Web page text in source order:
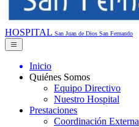
HOSPITAL San Juan de Dios San Fernando
Inicio
Quiénes Somos
Equipo Directivo
Nuestro Hospital
Prestaciones
Coordinación Externa